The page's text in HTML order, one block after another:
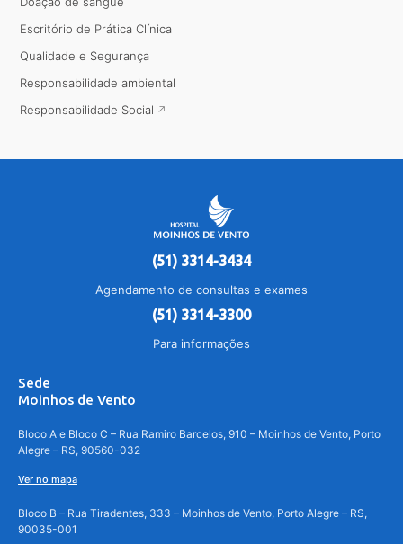
Escritório de Prática Clínica
Qualidade e Segurança
Responsabilidade ambiental
Responsabilidade Social
(51) 3314-3434
Agendamento de consultas e exames
(51) 3314-3300
Para informações
Sede
Moinhos de Vento
Bloco A e Bloco C – Rua Ramiro Barcelos, 910 – Moinhos de Vento, Porto
Alegre – RS, 90560-032
Ver no mapa
Bloco B – Rua Tiradentes, 333 – Moinhos de Vento, Porto Alegre – RS,
90035-001